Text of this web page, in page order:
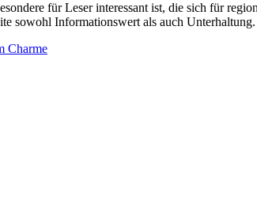
für Leser interessant ist, die sich für
sowohl Informationswert als auch Unterhaltung.
Charme